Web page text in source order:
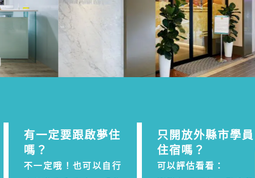
有一定要跟啟夢住
嗎？
不一定哦！也可以自行
只開放外縣市學員
住宿嗎？
可以評估看看：